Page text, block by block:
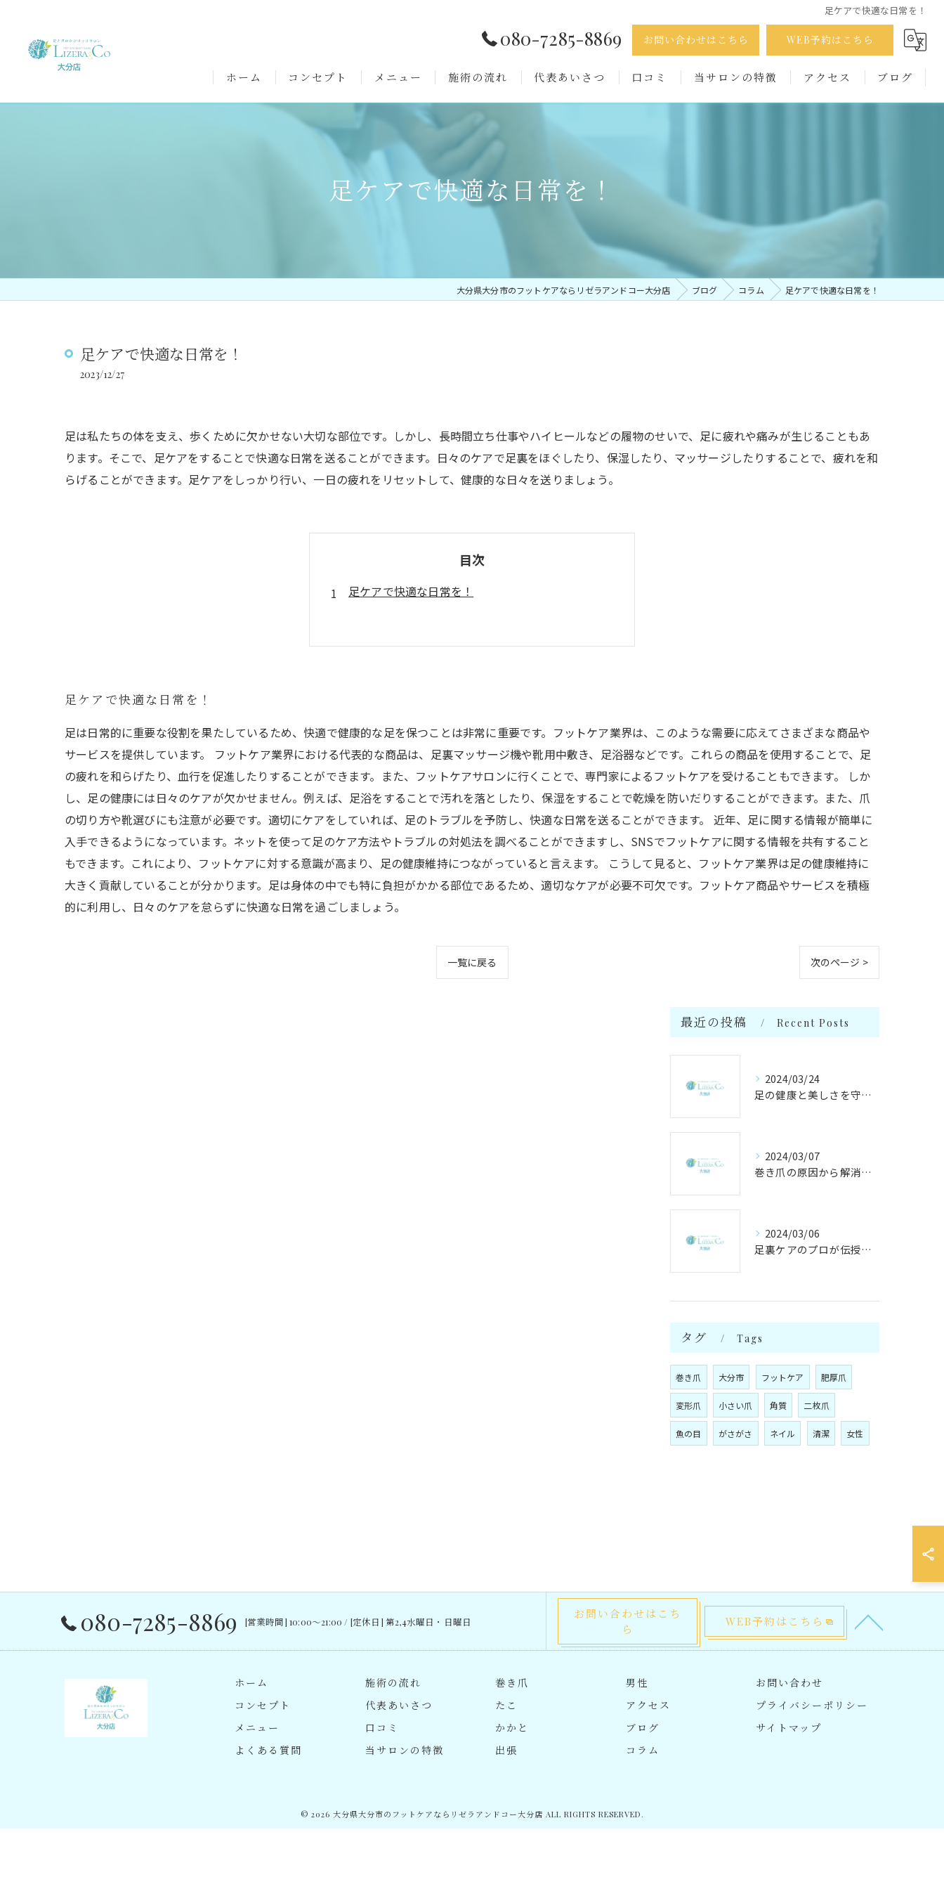
足ケアで快適な日常を！
080-7285-8869 お問い合わせはこちら WEB予約はこちら
ホーム コンセプト メニュー
よくある質問
施術の流れ 代表あいさつ 口コミ 当サロンの特徴
男性
アクセス ブログ
足ケアで快適な日常を！
大分県大分市のフットケアならリゼラアンドコー大分店 ブログ コラム 足ケアで快適な日常を！
足ケアで快適な日常を！
2023/12/27
足は私たちの体を支え、歩くために欠かせない大切な部位です。しかし、長時間立ち仕事やハイヒールなどの履物のせいで、足に疲れや痛みが生じることもあ
ります。そこで、足ケアをすることで快適な日常を送ることができます。日々のケアで足裏をほぐしたり、保湿したり、マッサージしたりすることで、疲れを和
らげることができます。足ケアをしっかり行い、一日の疲れをリセットして、健康的な日々を送りましょう。
目次
足ケアで快適な日常を！
足ケアで快適な日常を！
足は日常的に重要な役割を果たしているため、快適で健康的な足を保つことは非常に重要です。フットケア業界は、このような需要に応えてさまざまな商品や
サービスを提供しています。 フットケア業界における代表的な商品は、足裏マッサージ機や靴用中敷き、足浴器などです。これらの商品を使用することで、足
の疲れを和らげたり、血行を促進したりすることができます。また、フットケアサロンに行くことで、専門家によるフットケアを受けることもできます。 しか
し、足の健康には日々のケアが欠かせません。例えば、足浴をすることで汚れを落としたり、保湿をすることで乾燥を防いだりすることができます。また、爪
の切り方や靴選びにも注意が必要です。適切にケアをしていれば、足のトラブルを予防し、快適な日常を送ることができます。 近年、足に関する情報が簡単に
入手できるようになっています。ネットを使って足のケア方法やトラブルの対処法を調べることができますし、SNSでフットケアに関する情報を共有すること
もできます。これにより、フットケアに対する意識が高まり、足の健康維持につながっていると言えます。 こうして見ると、フットケア業界は足の健康維持に
大きく貢献していることが分かります。足は身体の中でも特に負担がかかる部位であるため、適切なケアが必要不可欠です。フットケア商品やサービスを積極
的に利用し、日々のケアを怠らずに快適な日常を過ごしましょう。
一覧に戻る 次のページ >
最近の投稿 Recent Posts
2024/03/24
足の健康と美しさを守る足のかかりつけサロン【リゼラアンドコー大分店】
2024/03/07
巻き爪の原因から解消法まで徹底解説！専門家が伝授するケア方法
2024/03/06
足裏ケアのプロが伝授する、足裏トラブル対策の秘密！
タグ Tags
巻き爪 大分市 フットケア 肥厚爪
変形爪 小さい爪 角質 二枚爪
魚の目 がさがさ ネイル 清潔 女性
080-7285-8869 [営業時間] 10:00～21:00 / [定休日] 第2,4水曜日・日曜日
お問い合わせはこち
ら
WEB予約はこちら
ホーム
コンセプト
メニュー
よくある質問
施術の流れ
代表あいさつ
口コミ
当サロンの特徴
巻き爪
たこ
かかと
出張
男性
アクセス
ブログ
コラム
お問い合わせ
プライバシーポリシー
サイトマップ
© 2026 大分県大分市のフットケアならリゼラアンドコー大分店 ALL RIGHTS RESERVED.